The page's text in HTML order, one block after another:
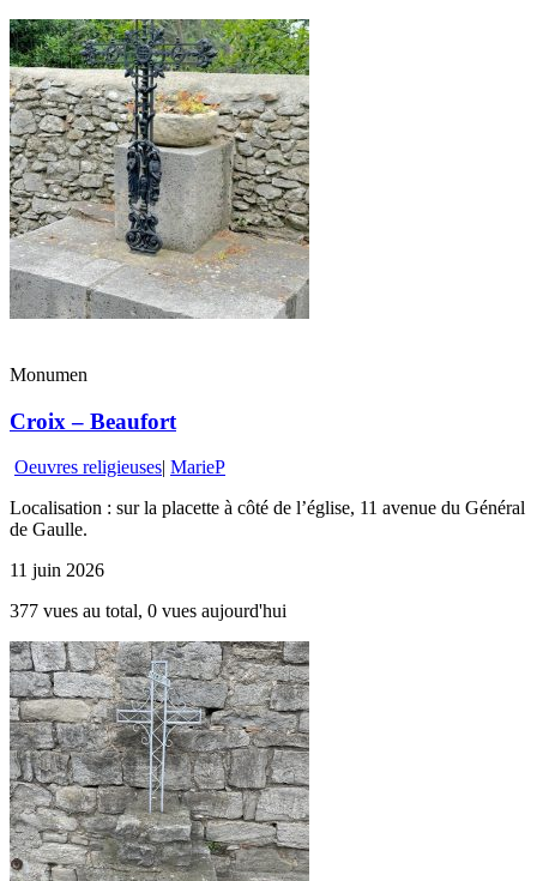
Monumen
Croix – Beaufort
Oeuvres religieuses| MarieP
Localisation : sur la placette à côté de l’église, 11 avenue du Général
de Gaulle.
11 juin 2026
377 vues au total, 0 vues aujourd'hui